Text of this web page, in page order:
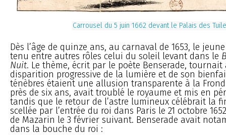
Carrousel du 5 juin 1662 devant le Palais des
Dès l’âge de quinze ans, au carnaval de 1653, le
tenu entre autres rôles celui du soleil levant dans le
Nuit. Le thème, écrit par le poète Benserade,
disparition progressive de la lumière et de son
ténèbres étaient une allusion transparente à la
près de six ans, avait troublé le royaume et mis en
tandis que le retour de l’astre lumineux célébrait la
scellée par l’entrée du roi dans Paris le 21 octobre
de Mazarin le 3 février suivant. Benserade avait
dans la bouche du roi :